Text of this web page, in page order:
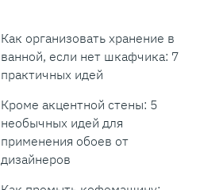
Как организовать хранение в
ванной, если нет шкафчика: 7
практичных идей
Кроме акцентной стены: 5
необычных идей для
применения обоев от
дизайнеров